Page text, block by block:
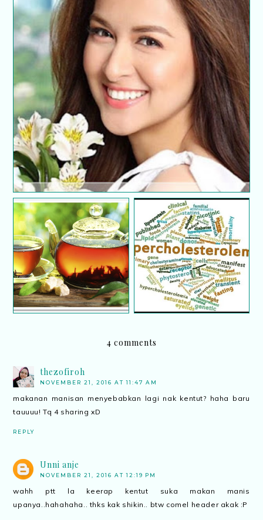
5 kesalahan memakai coli
Khasiat teh buat lelaki
Diet buat
hiperkolesterolemia
4 comments
thezofiroh
NOVEMBER 21, 2016 AT 11:47 AM
makanan manisan menyebabkan lagi nak kentut? haha baru
tauuuu! Tq 4 sharing xD
REPLY
Unni anje
NOVEMBER 21, 2016 AT 12:19 PM
wahh ptt la keerap kentut suka makan manis
upanya..hahahaha.. thks kak shikin.. btw comel header akak :P